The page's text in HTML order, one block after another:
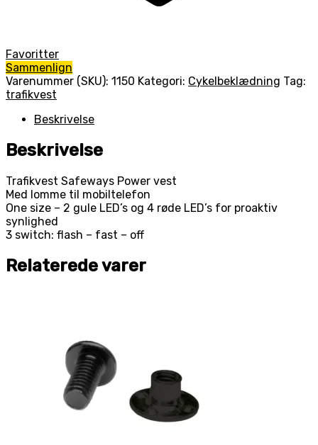
Favoritter
Sammenlign
Varenummer (SKU): 1150 Kategori: Cykelbeklædning Tag:
trafikvest
Beskrivelse
Beskrivelse
Trafikvest Safeways Power vest
Med lomme til mobiltelefon
One size – 2 gule LED’s og 4 røde LED’s for proaktiv
synlighed
3 switch: flash – fast – off
Relaterede varer